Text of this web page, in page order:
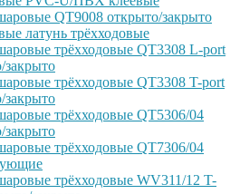
QT9008 открыто/закрыто
латунь трёхходовые
трёхходовые QT3308 L-port
закрыто
трёхходовые QT3308 T-port
закрыто
трёхходовые QT5306/04
закрыто
трёхходовые QT7306/04
трёхходовые WV311/12 T-